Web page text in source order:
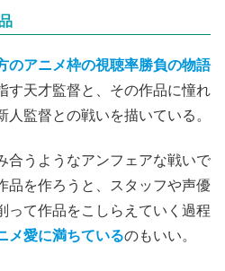
のアニメ枠の視聴率勝負の物語
す天才監督と、その作品に憧れ
監督との戦いを描いている。
合うようなアンフェアな戦いで
品を作ろうと、スタッフや声優
って作品をこしらえていく過程
メ愛に満ちているのもいい。